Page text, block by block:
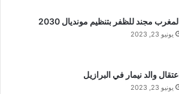
المغرب مجند للظفر بتنظيم مونديال 2030
يونيو 23, 2023
اعتقال والد نيمار في البرازيل
يونيو 23, 2023